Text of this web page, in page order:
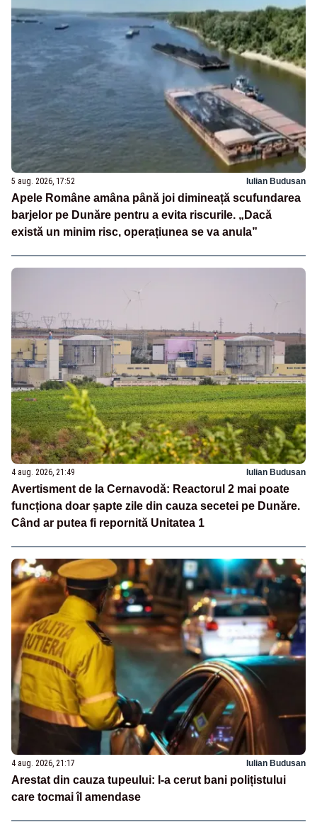
5 aug. 2026, 17:52 Iulian Budusan
Apele Române amâna până joi dimineață scufundarea
barjelor pe Dunăre pentru a evita riscurile. „Dacă
există un minim risc, operațiunea se va anula”
4 aug. 2026, 21:49 Iulian Budusan
Avertisment de la Cernavodă: Reactorul 2 mai poate
funcționa doar șapte zile din cauza secetei pe Dunăre.
Când ar putea fi repornită Unitatea 1
4 aug. 2026, 21:17 Iulian Budusan
Arestat din cauza tupeului: I-a cerut bani polițistului
care tocmai îl amendase